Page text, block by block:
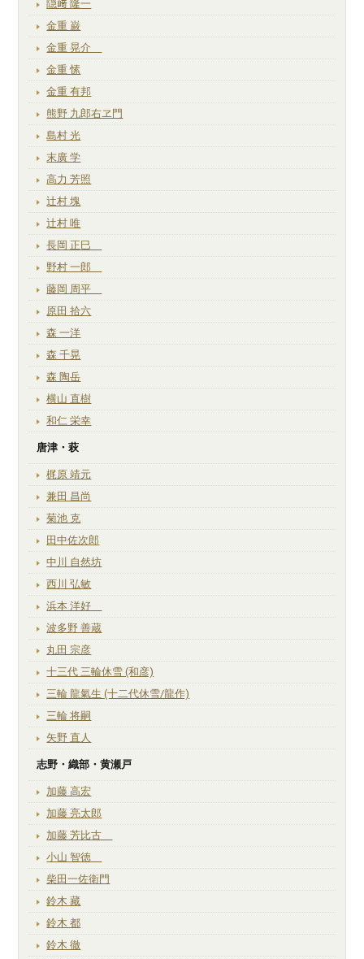
隠﨑 隆一
金重 巌
金重 晃介
金重 愫
金重 有邦
熊野 九郎右ヱ門
島村 光
末廣 学
高力 芳照
辻村 塊
辻村 唯
長岡 正巳
野村 一郎
藤岡 周平
原田 拾六
森 一洋
森 千晃
森 陶岳
横山 直樹
和仁 栄幸
唐津・萩
梶原 靖元
兼田 昌尚
菊池 克
田中佐次郎
中川 自然坊
西川 弘敏
浜本 洋好
波多野 善蔵
丸田 宗彦
十三代 三輪休雪 (和彦)
三輪 龍氣生 (十二代休雪/龍作)
三輪 将嗣
矢野 直人
志野・織部・黄瀬戸
加藤 高宏
加藤 亮太郎
加藤 芳比古
小山 智徳
柴田一佐衛門
鈴木 藏
鈴木 都
鈴木 徹